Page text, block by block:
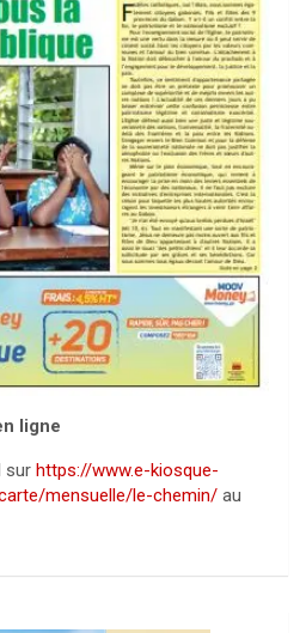
ligne
sur https://www.e-kiosque-
mensuelle/le-chemin/ au